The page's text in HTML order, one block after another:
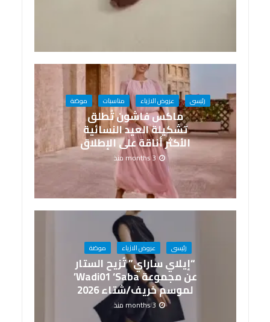
رئيسى عروض الازياء مناسبات موضة
ماكس فاشون تُطلق
تشكيلة العيد النسائية
الأكثر أناقة على الإطلاق
3 months منذ
رئيسى عروض الازياء موضة
“إيلاي ساراي” تُزيح الستار
عن مجموعة Wadi01 ‘Saba’
لموسم خريف/شتاء 2026
3 months منذ